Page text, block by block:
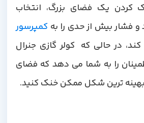
یک فضای بزرگ، انتخاب
بیش از حدی را بهکمپرسور
در حالی که کولر گازی جنرال
اطمینان را به شما می دهد که فضای
ترین شکل ممکن خنک کنید.